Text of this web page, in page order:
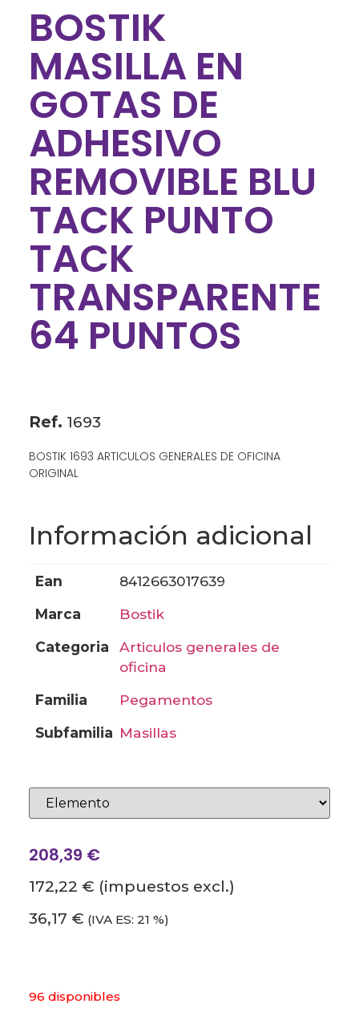
BOSTIK
MASILLA EN
GOTAS DE
ADHESIVO
REMOVIBLE BLU
TACK PUNTO
TACK
TRANSPARENTE
64 PUNTOS
Ref. 1693
BOSTIK 1693 ARTICULOS GENERALES DE OFICINA
ORIGINAL
Información adicional
ean
8412663017639
marca
bostik
categoria
articulos generales de
oficina
familia
pegamentos
subfamilia
masillas
208,39 €
172,22 € (impuestos excl.)
36,17 € (IVA ES: 21 %)
96 disponibles